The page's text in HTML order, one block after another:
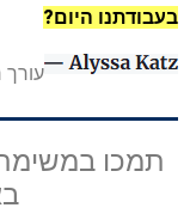
בעבודתנו היום?
עורך
תמכו